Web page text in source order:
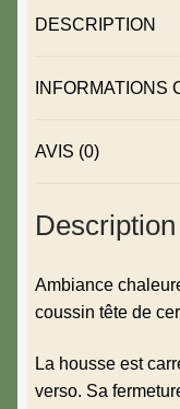
DESCRIPTION
INFORMATIONS
AVIS (0)
Description
Ambiance
coussin tête de
La housse est
verso. Sa